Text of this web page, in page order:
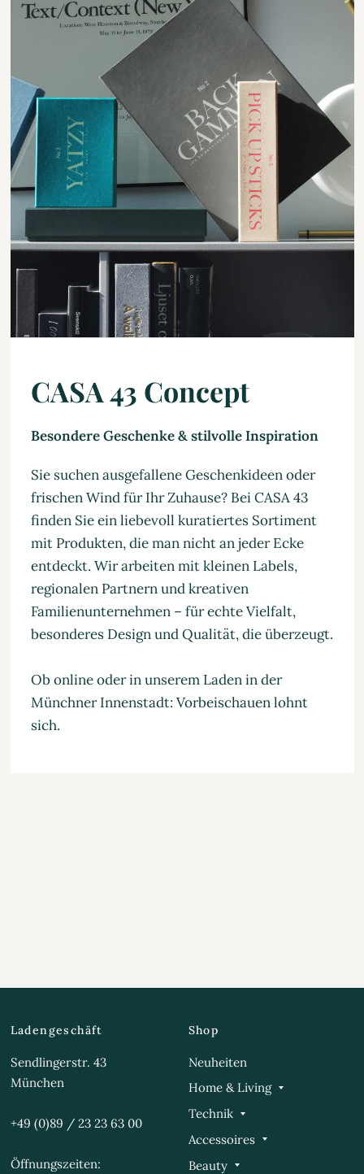
CASA 43 Concept
Besondere Geschenke & stilvolle Inspiration
Sie suchen ausgefallene Geschenkideen oder
frischen Wind für Ihr Zuhause? Bei CASA 43
finden Sie ein liebevoll kuratiertes Sortiment
mit Produkten, die man nicht an jeder Ecke
entdeckt. Wir arbeiten mit kleinen Labels,
regionalen Partnern und kreativen
Familienunternehmen – für echte Vielfalt,
besonderes Design und Qualität, die überzeugt.
Ob online oder in unserem Laden in der
Münchner Innenstadt: Vorbeischauen lohnt
sich.
Ladengeschäft
Sendlingerstr. 43
München
+49 (0)89 / 23 23 63 00
Öffnungszeiten:
Shop
Neuheiten
Home & Living
Technik
Accessoires
Beauty